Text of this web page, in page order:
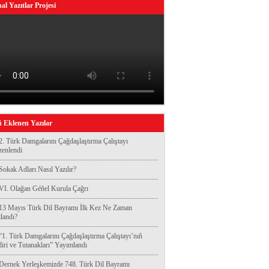
Yazıtlar Projesi
Eklenen Yazılar
Türk Damgalarını Çağdaşlaştırma Çalıştayı
Adları Nasıl Yazılır?
Olağan Géñel Kurula Çağrı
13 Mayıs Türk Dil Bayramı İlk Kez Ne Zaman
Türk Damgalarını Çağdaşlaştırma Çalıştayı’nıñ
ve Tutanakları” Yayımlandı
Yerleşkemizde 748. Türk Dil Bayramı